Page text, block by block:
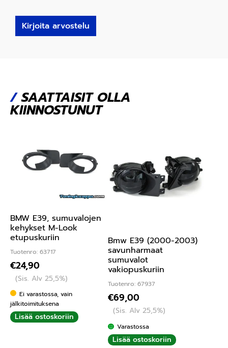
Kirjoita arvostelu
/SAATTAISIT OLLA
KIINNOSTUNUT
BMW E39, sumuvalojen
kehykset M-Look
etupuskuriin
Tuotenro: 63717
€24,90
(Sis. Alv 25,5%)
Ei varastossa, vain
jälkitoimituksena
Lisää ostoskoriin
Bmw E39 (2000-2003)
savunharmaat
sumuvalot
vakiopuskuriin
Tuotenro: 67937
€69,00
(Sis. Alv 25,5%)
Varastossa
Lisää ostoskoriin